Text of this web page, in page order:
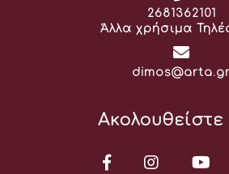
Τηλέφωνο:
2681362101
Άλλα χρήσιμα
Email:
dimos@arta.gr